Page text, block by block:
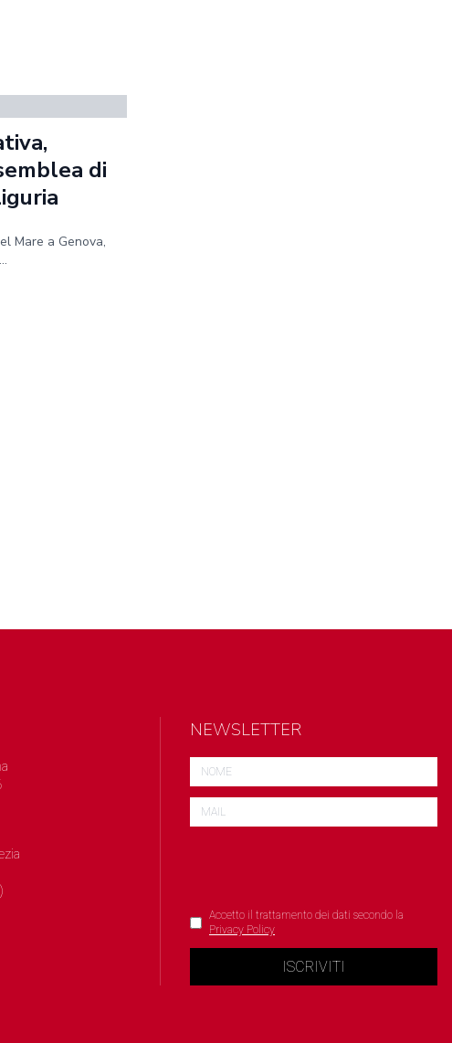
di
Mare a Genova,
NEWSLETTER
Accetto il trattamento dei dati secondo la
Privacy Policy
ISCRIVITI